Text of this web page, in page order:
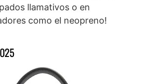
llamativos o en
como el neopreno!